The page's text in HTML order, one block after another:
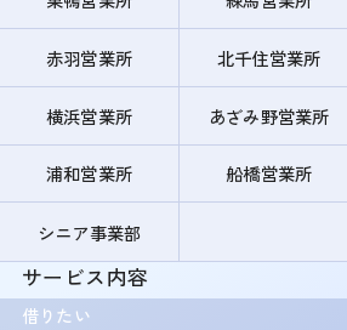
赤羽営業所 北千住営業所
横浜営業所 あざみ野営業所
浦和営業所 船橋営業所
シニア事業部
サービス内容
借りたい